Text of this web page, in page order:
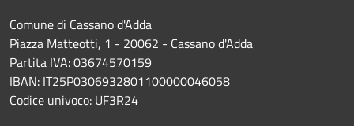
Comune di Cassano d'Adda
Piazza Matteotti, 1 - 20062 - Cassano d'Adda
Partita IVA: 03674570159
IBAN: IT25P0306932801100000046058
Codice univoco: UF3R24